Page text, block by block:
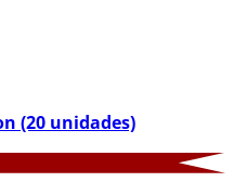
(20 unidades)